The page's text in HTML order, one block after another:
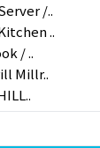
/..
..
/ ..
Millr..